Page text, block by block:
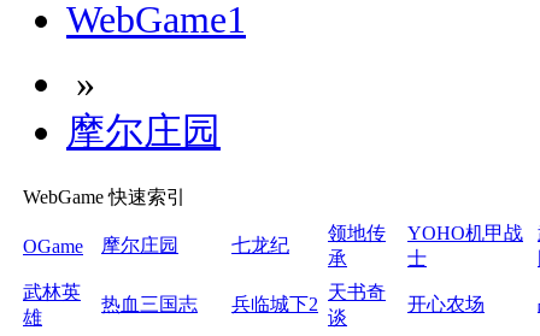
WebGame1
»
摩尔庄园
WebGame 快速索引
OGame 摩尔庄园 七龙纪
领地传
承
YOHO机甲战
士
武林英
雄
热血三国志 兵临城下2
天书奇
谈
开心农场